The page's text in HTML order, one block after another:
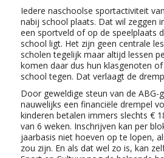
Iedere naschoolse sportactiviteit
nabij school plaats. Dat wil zeggen
een sportveld of op de speelplaats
school ligt. Het zijn geen centrale
scholen tegelijk maar altijd lessen
komen daar dus hun klasgenoten
school tegen. Dat verlaagt de
Door geweldige steun van de ABG-
nauwelijks een financiële drempel
kinderen betalen immers slechts €
van 6 weken. Inschrijven kan per
jaarbasis niet hoeven op te lopen,
zou zijn. En als dat wel zo is, kan